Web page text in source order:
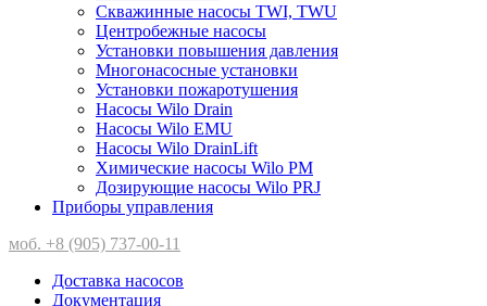
Скважинные насосы TWI, TWU
Центробежные насосы
Установки повышения давления
Многонасосные установки
Установки пожаротушения
Насосы Wilo Drain
Насосы Wilo EMU
Насосы Wilo DrainLift
Химические насосы Wilo PM
Дозирующие насосы Wilo PRJ
Приборы управления
моб. +8 (905) 737-00-11
Доставка насосов
Документация